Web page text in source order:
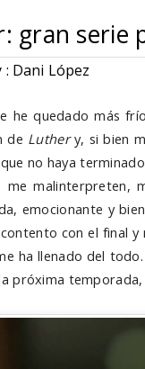
gran serie
: Dani López
he quedado más
de Luthery, si bien
no haya
me malinterpreten,
emocionante y
con el final
ha llenado del
próxima